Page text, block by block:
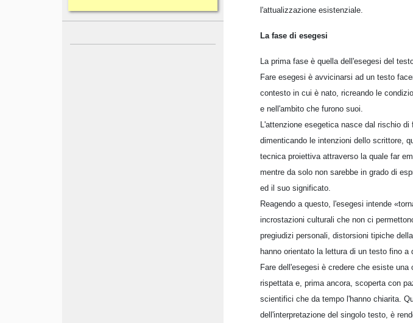
l'attualizzazione esistenziale.
La fase di esegesi
La prima fase è quella dell'esegesi del
Fare esegesi è avvicinarsi ad un testo
contesto in cui è nato, ricreando le
e nell'ambito che furono suoi.
L'attenzione esegetica nasce dal rischio
dimenticando le intenzioni dello scrittore,
tecnica proiettiva attraverso la quale far
mentre da solo non sarebbe in grado di
ed il suo significato.
Reagendo a questo, l'esegesi intende
incrostazioni culturali che non ci
pregiudizi personali, distorsioni tipiche
hanno orientato la lettura di un testo fino a
Fare dell'esegesi è credere che esiste
rispettata e, prima ancora, scoperta con
scientifici che da tempo l'hanno chiarita.
dell'interpretazione del singolo testo, è